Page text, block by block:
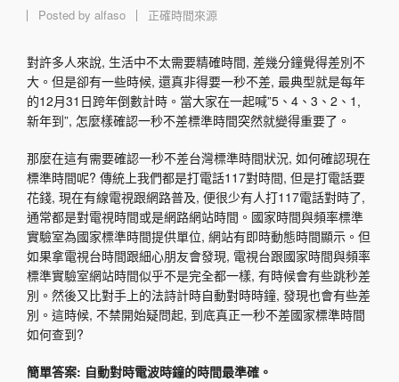
Posted by alfaso 正確時間來源
對許多人來說, 生活中不太需要精確時間, 差幾分鐘覺得差別不
大。但是卻有一些時候, 還真非得要一秒不差, 最典型就是每年
的12月31日跨年倒數計時。當大家在一起喊”5、4、3、2、1,
新年到”, 怎麼樣確認一秒不差標準時間突然就變得重要了。
那麼在這有需要確認一秒不差台灣標準時間狀況, 如何確認現在
標準時間呢? 傳統上我們都是打電話117對時間, 但是打電話要
花錢, 現在有線電視跟網路普及, 便很少有人打117電話對時了,
通常都是對電視時間或是網路網站時間。國家時間與頻率標準
實驗室為國家標準時間提供單位, 網站有即時動態時間顯示。但
如果拿電視台時間跟細心朋友會發現, 電視台跟國家時間與頻率
標準實驗室網站時間似乎不是完全都一樣, 有時候會有些跳秒差
別。然後又比對手上的法詩計時自動對時時鐘, 發現也會有些差
別。這時候, 不禁開始疑問起, 到底真正一秒不差國家標準時間
如何查到?
簡單答案: 自動對時電波時鐘的時間最準確。